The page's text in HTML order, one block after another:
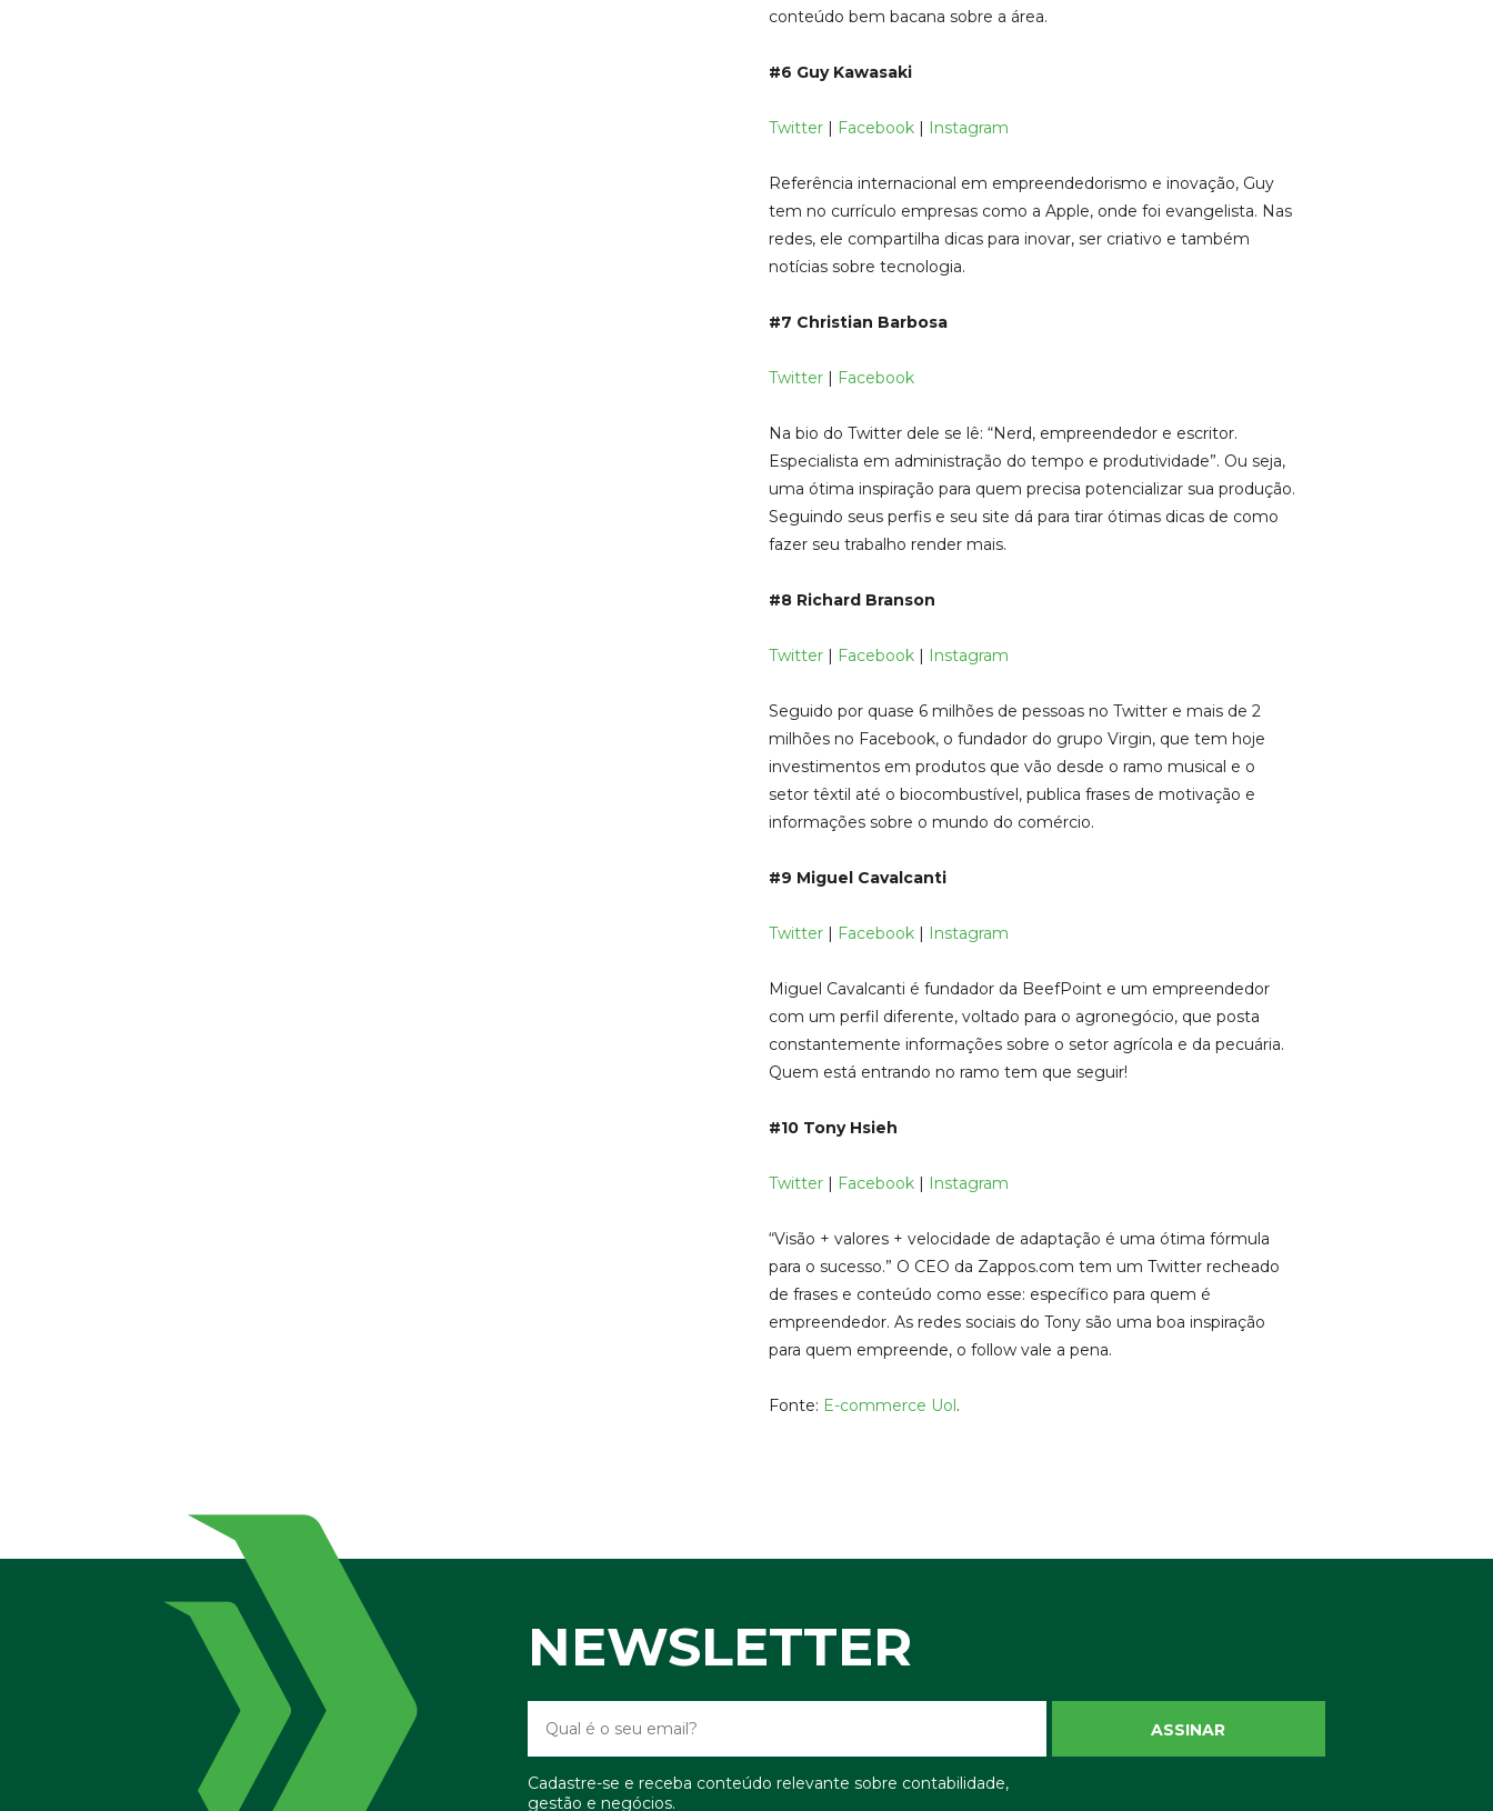
conteúdo bem bacana sobre a área.
#6 Guy Kawasaki
Twitter | Facebook | Instagram
Referência internacional em empreendedorismo e inovação, Guy
tem no currículo empresas como a Apple, onde foi evangelista. Nas
redes, ele compartilha dicas para inovar, ser criativo e também
notícias sobre tecnologia.
#7 Christian Barbosa
Twitter | Facebook
Na bio do Twitter dele se lê: “Nerd, empreendedor e escritor.
Especialista em administração do tempo e produtividade”. Ou seja,
uma ótima inspiração para quem precisa potencializar sua produção.
Seguindo seus perfis e seu site dá para tirar ótimas dicas de como
fazer seu trabalho render mais.
#8 Richard Branson
Twitter | Facebook | Instagram
Seguido por quase 6 milhões de pessoas no Twitter e mais de 2
milhões no Facebook, o fundador do grupo Virgin, que tem hoje
investimentos em produtos que vão desde o ramo musical e o
setor têxtil até o biocombustível, publica frases de motivação e
informações sobre o mundo do comércio.
#9 Miguel Cavalcanti
Twitter | Facebook | Instagram
Miguel Cavalcanti é fundador da BeefPoint e um empreendedor
com um perfil diferente, voltado para o agronegócio, que posta
constantemente informações sobre o setor agrícola e da pecuária.
Quem está entrando no ramo tem que seguir!
#10 Tony Hsieh
Twitter | Facebook | Instagram
“Visão + valores + velocidade de adaptação é uma ótima fórmula
para o sucesso.” O CEO da Zappos.com tem um Twitter recheado
de frases e conteúdo como esse: específico para quem é
empreendedor. As redes sociais do Tony são uma boa inspiração
para quem empreende, o follow vale a pena.
Fonte: E-commerce Uol.
NEWSLETTER
ASSINAR
Cadastre-se e receba conteúdo relevante sobre contabilidade,
gestão e negócios.